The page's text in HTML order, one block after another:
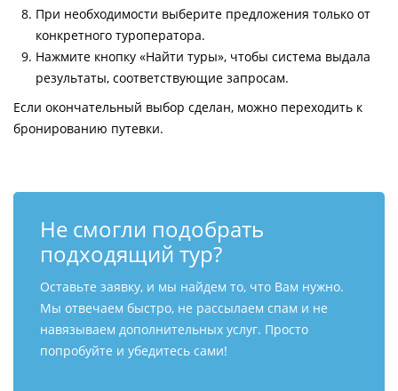
При необходимости выберите предложения только от
конкретного туроператора.
Нажмите кнопку «Найти туры», чтобы система выдала
результаты, соответствующие запросам.
Если окончательный выбор сделан, можно переходить к
бронированию путевки.
Не смогли подобрать
подходящий тур?
Оставьте заявку, и мы найдем то, что Вам нужно.
Мы отвечаем быстро, не рассылаем спам и не
навязываем дополнительных услуг. Просто
попробуйте и убедитесь сами!